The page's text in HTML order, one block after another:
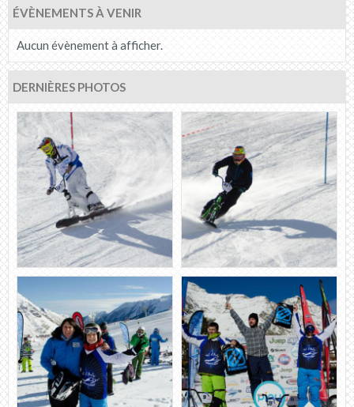
ÉVÈNEMENTS À VENIR
Aucun évènement à afficher.
DERNIÈRES PHOTOS